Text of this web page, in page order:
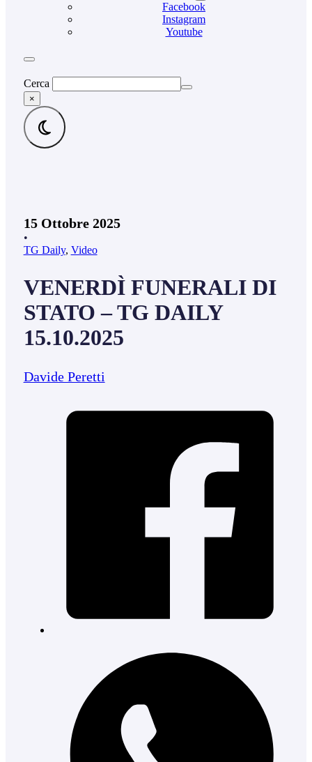
Facebook
Instagram
Youtube
Cerca
×
15 Ottobre 2025
•
TG Daily, Video
VENERDÌ FUNERALI DI
STATO – TG DAILY
15.10.2025
Davide Peretti